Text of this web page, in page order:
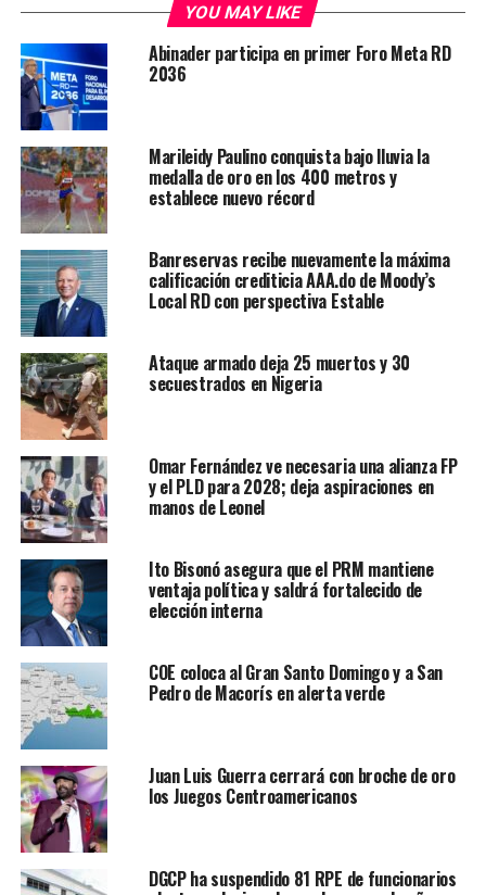
YOU MAY LIKE
Abinader participa en primer Foro Meta RD
2036
Marileidy Paulino conquista bajo lluvia la
medalla de oro en los 400 metros y
establece nuevo récord
Banreservas recibe nuevamente la máxima
calificación crediticia AAA.do de Moody’s
Local RD con perspectiva Estable
Ataque armado deja 25 muertos y 30
secuestrados en Nigeria
Omar Fernández ve necesaria una alianza FP
y el PLD para 2028; deja aspiraciones en
manos de Leonel
Ito Bisonó asegura que el PRM mantiene
ventaja política y saldrá fortalecido de
elección interna
COE coloca al Gran Santo Domingo y a San
Pedro de Macorís en alerta verde
Juan Luis Guerra cerrará con broche de oro
los Juegos Centroamericanos
DGCP ha suspendido 81 RPE de funcionarios